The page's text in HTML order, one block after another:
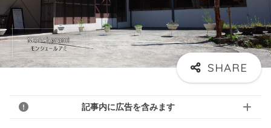
記事内に広告を含みます